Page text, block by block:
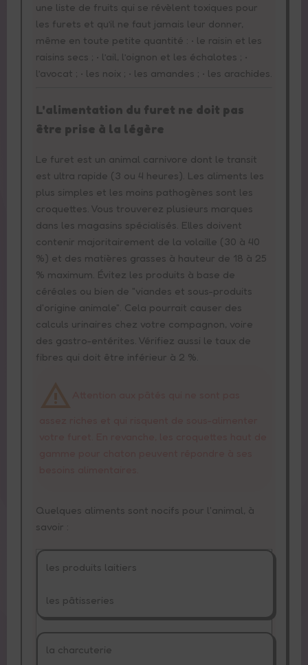
une liste de fruits qui se révèlent toxiques pour
les furets et qu’il ne faut jamais leur donner,
même en toute petite quantité : • le raisin et les
raisins secs ; • l’ail, l’oignon et les échalotes ; •
l’avocat ; • les noix ; • les amandes ; • les arachides.
L'alimentation du furet ne doit pas
être prise à la légère
Le furet est un animal carnivore dont le transit
est ultra rapide (3 ou 4 heures). Les aliments les
plus simples et les moins pathogènes sont les
croquettes. Vous trouverez plusieurs marques
dans les magasins spécialisés. Elles doivent
contenir majoritairement de la volaille (30 à 40
%) et des matières grasses à hauteur de 18 à 25
% maximum. Évitez les produits à base de
céréales ou bien de "viandes et sous-produits
d'origine animale". Cela pourrait causer des
calculs urinaires chez votre compagnon, voire
des gastro-entérites. Vérifiez aussi le taux de
fibres qui doit être inférieur à 2 %.
Quelques aliments sont nocifs pour l'animal, à
savoir :
les produits laitiers
les pâtisseries
la charcuterie